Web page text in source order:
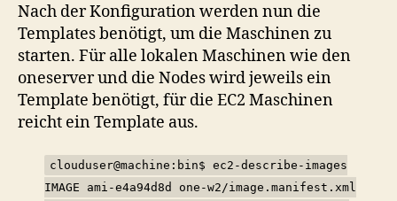
Nach der Konfiguration werden nun die
Templates benötigt, um die Maschinen zu
starten. Für alle lokalen Maschinen wie den
oneserver und die Nodes wird jeweils ein
Template benötigt, für die EC2 Maschinen
reicht ein Template aus.
clouduser@machine:bin$ ec2-describe-images
IMAGE ami-e4a94d8d one-w2/image.manifest.xml